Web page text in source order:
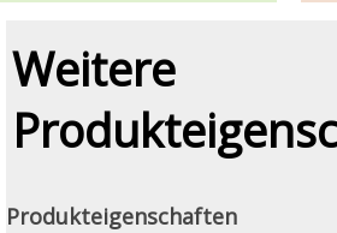
Weitere
Produkteigenschaften